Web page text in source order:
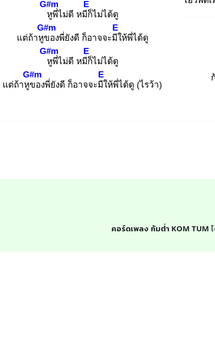
หู
G#m
พี่ไม่ดี หมีก็
E
ไม่ได้ดู
แต่ถ้าหูข
G#m
องพี่ยังดี ก็อาจจะมีใ
E
ห้พี่ได้ดู
หู
G#m
พี่ไม่ดี หมีก็
E
ไม่ได้ดู
แต่ถ้าหูข
G#m
องพี่ยังดี ก็อาจจะมีใ
E
ห้พี่ได้ดู (ไรว้า)
คอร์ดเพลง ก้มต่ำ KOM TUM